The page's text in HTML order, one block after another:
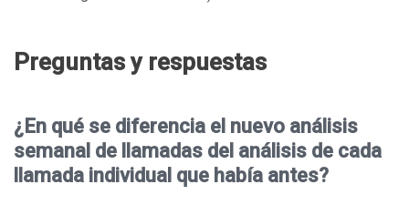
Preguntas y respuestas
¿En qué se diferencia el nuevo análisis
semanal de llamadas del análisis de cada
llamada individual que había antes?